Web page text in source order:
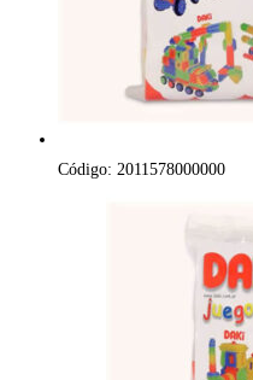
Código: 2011578000000